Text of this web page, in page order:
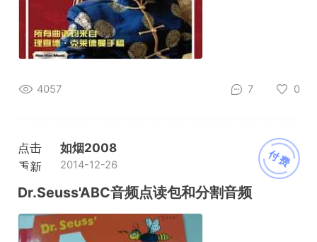
4057 7 0
付费
点击
重新
加载
如烟2008
2014-12-26
Dr.Seuss'ABC音频点读包和分割音频